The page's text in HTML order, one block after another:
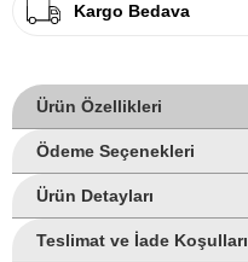
Kargo Bedava
Ürün Özellikleri
Ödeme Seçenekleri
Ürün Detayları
Teslimat ve İade Koşulları